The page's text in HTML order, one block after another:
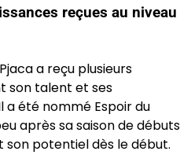
reçues au niveau
a reçu plusieurs
son talent et ses
été nommé Espoir du
après sa saison de débuts
son potentiel dès le début.